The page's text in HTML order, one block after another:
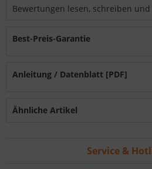
Bewertungen lesen, schreiben
Best-Preis-Garantie
Anleitung / Datenblatt [PDF]
Ähnliche Artikel
Service &